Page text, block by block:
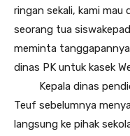
ringan sekali, kami mau
seorang tua
meminta
dinas PK untuk kasek
Kepala dinas
Teuf sebelumnya
langsung ke pihak